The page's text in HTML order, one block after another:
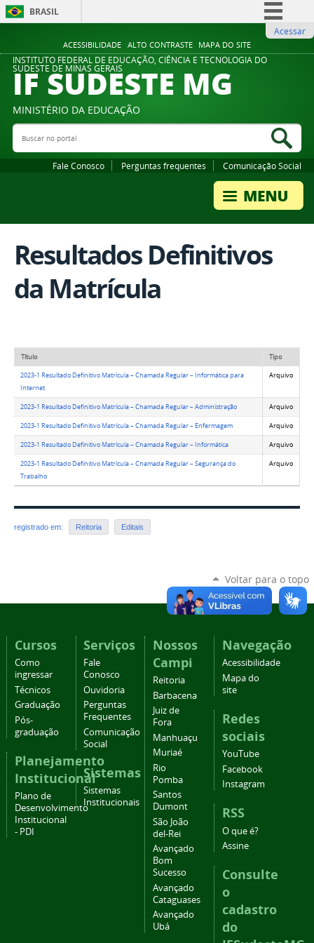
ACESSIBILIDADE ALTO CONTRASTE MAPA DO SITE
BRASIL
Comunica BR
Participe
Legislação
Acessar
INSTITUTO FEDERAL DE EDUCAÇÃO, CIÊNCIA E TECNOLOGIA DO
SUDESTE DE MINAS GERAIS
IF SUDESTE MG
MINISTÉRIO DA EDUCAÇÃO
Buscar no portal
Fale Conosco Perguntas frequentes Comunicação Social
Resultados Definitivos
da Matrícula
Título Tipo
2023-1 Resultado Definitivo Matrícula – Chamada Regular – Informática para
Internet
Arquivo
2023-1 Resultado Definitivo Matrícula – Chamada Regular – Administração Arquivo
2023-1 Resultado Definitivo Matrícula – Chamada Regular – Enfermagem Arquivo
2023-1 Resultado Definitivo Matrícula – Chamada Regular – Informática Arquivo
2023-1 Resultado Definitivo Matrícula – Chamada Regular – Segurança do
Trabalho
Arquivo
registrado em: Reitoria Editais
Voltar para o topo
Cursos
Como
ingressar
Técnicos
Graduação
Pós-
graduação
Planejamento
Institucional
Plano de
Desenvolvimento
Institucional
- PDI
Serviços
Fale
Conosco
Ouvidoria
Perguntas
Frequentes
Comunicação
Social
Sistemas
Sistemas
Institucionais
Nossos
Campi
Reitoria
Barbacena
Juiz de
Fora
Manhuaçu
Muriaé
Rio
Pomba
Santos
Dumont
São João
del-Rei
Avançado
Bom
Sucesso
Avançado
Cataguases
Avançado
Ubá
Navegação
Acessibilidade
Mapa do
site
Redes
sociais
YouTube
Facebook
Instagram
RSS
O que é?
Assine
Consulte
o
cadastro
do